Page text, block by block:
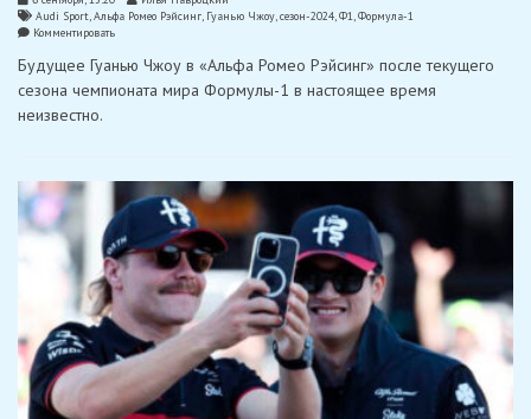
Audi Sport,Альфа Ромео Рэйсинг, Гуанью Чжоу,сезон-2024,Ф1,Формула-1
Комментироватьon
раскрывает
влияние
контракту
Будущее Гуанью Чжоу в «Альфа Ромео Рэйсинг» после текущего
сезона чемпионата мира Формулы-1 в настоящее время
неизвестно.